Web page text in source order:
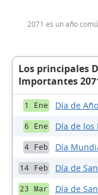
2071 es un año
Los principales
Importantes
1 Ene Día de
6 Ene Día de los
4 Feb Día
14 Feb Día de
23 Mar Día de